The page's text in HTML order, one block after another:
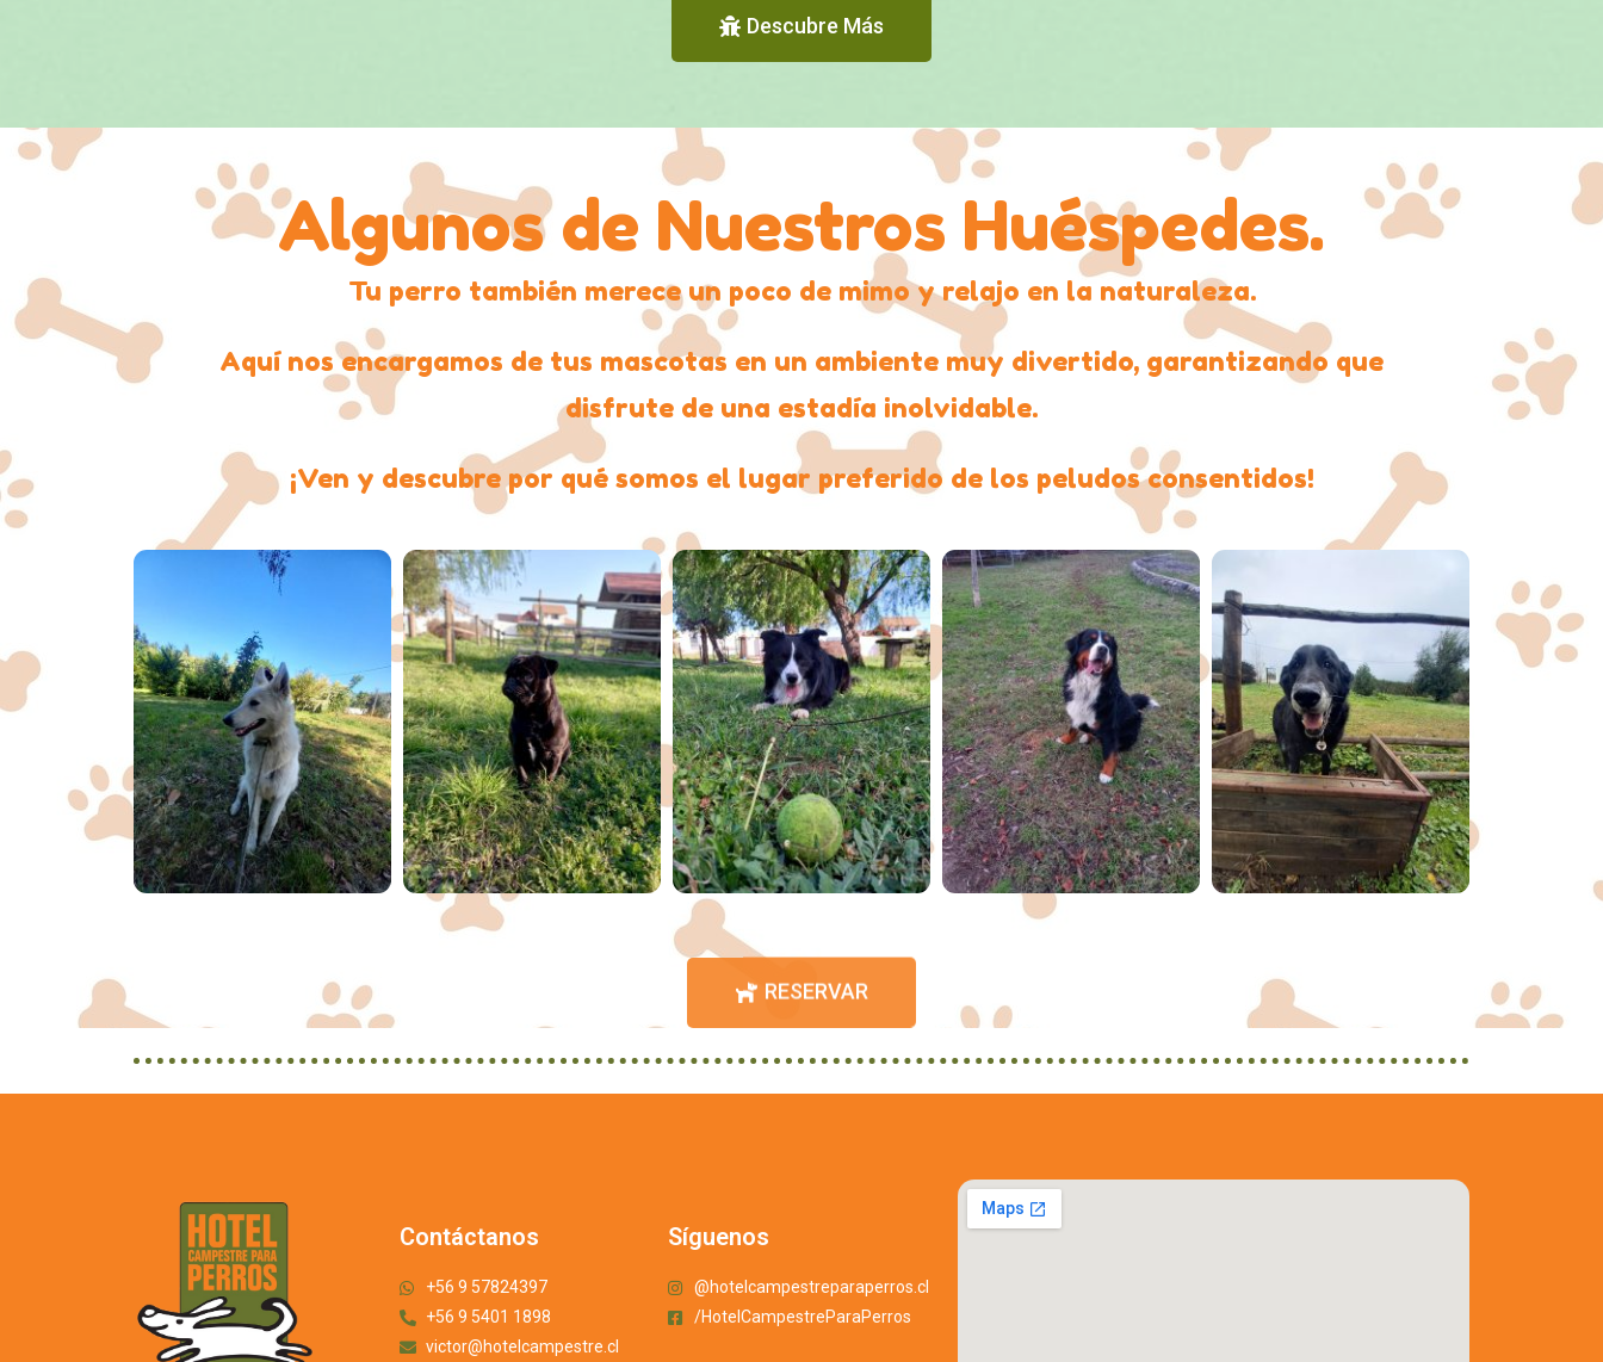
Descubre Más
Algunos de Nuestros Huéspedes.
Tu perro también merece un poco de mimoy relajo en la naturaleza.
Aquí nos encargamos de tus mascotas en un ambiente muy divertido, garantizando que
disfrute de una estadía inolvidable.
¡Ven y descubre por qué somos el lugar preferido de los peludos consentidos!
RESERVAR
Contáctanos
+56 9 57824397
+56 9 5401 1898
victor@hotelcampestre.cl
Síguenos
@hotelcampestreparaperros.cl
/HotelCampestreParaPerros